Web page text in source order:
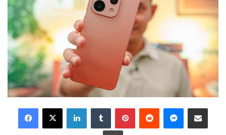
LinkedInTumblr PinterestReddit Messenger
Share via Email
Print